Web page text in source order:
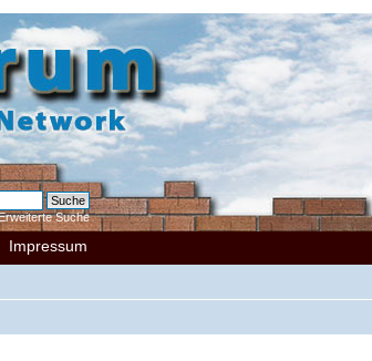
Suche
Impressum